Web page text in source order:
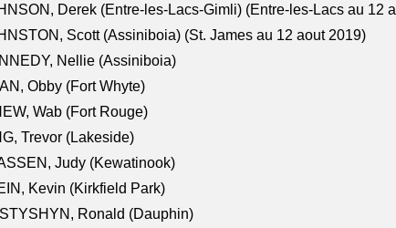
Derek (Entre-les-Lacs-Gimli) (Entre-les-Lacs au 12
Scott (Assiniboia) (St. James au 12 aout 2019)
Nellie (Assiniboia)
Obby (Fort Whyte)
Wab (Fort Rouge)
Trevor (Lakeside)
Judy (Kewatinook)
Kevin (Kirkfield Park)
Ronald (Dauphin)